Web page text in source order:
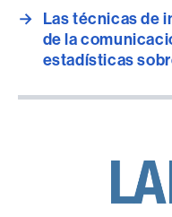
→ Las técnicas de
de la
estadísticas